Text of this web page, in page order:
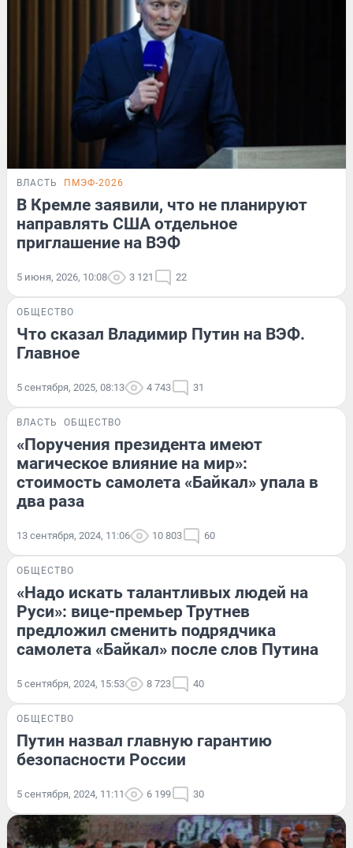
ВЛАСТЬ ПМЭФ-2026
В Кремле заявили, что не планируют
направлять США отдельное
приглашение на ВЭФ
5 июня, 2026, 10:08 3 121 22
ОБЩЕСТВО
Что сказал Владимир Путин на ВЭФ.
Главное
5 сентября, 2025, 08:13 4 743 31
ВЛАСТЬ ОБЩЕСТВО
«Поручения президента имеют
магическое влияние на мир»:
стоимость самолета «Байкал» упала в
два раза
13 сентября, 2024, 11:06 10 803 60
ОБЩЕСТВО
«Надо искать талантливых людей на
Руси»: вице-премьер Трутнев
предложил сменить подрядчика
самолета «Байкал» после слов Путина
5 сентября, 2024, 15:53 8 723 40
ОБЩЕСТВО
Путин назвал главную гарантию
безопасности России
5 сентября, 2024, 11:11 6 199 30